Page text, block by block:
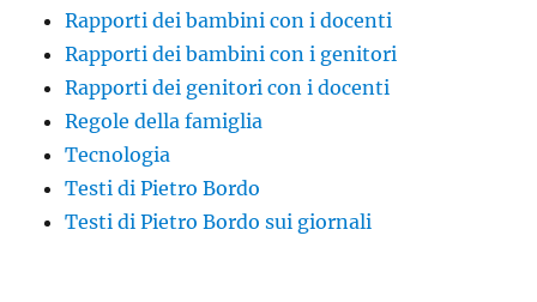
Rapporti dei bambini con i docenti
Rapporti dei bambini con i genitori
Rapporti dei genitori con i docenti
Regole della famiglia
Tecnologia
Testi di Pietro Bordo
Testi di Pietro Bordo sui giornali